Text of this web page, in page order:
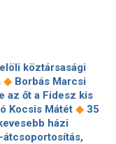
köztársasági
◆ Borbás Marcsi
az őt a Fidesz kis
Kocsis Mátét ◆ 35
házi